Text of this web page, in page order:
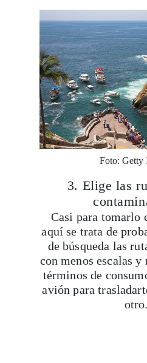
Foto: Getty
3. Elige las
Casi para tomarlo
aquí se trata de
de búsqueda las
con menos escalas
términos de
avión para
otro.